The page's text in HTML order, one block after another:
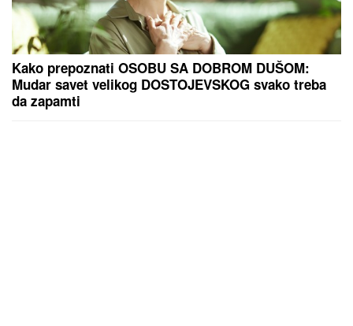
Kako prepoznati OSOBU SA DOBROM DUŠOM:
Mudar savet velikog DOSTOJEVSKOG svako treba
da zapamti